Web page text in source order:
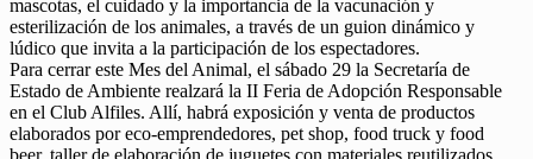
mascotas, el cuidado y la importancia de la vacunación y
esterilización de los animales, a través de un guion dinámico y
lúdico que invita a la participación de los espectadores.
Para cerrar este Mes del Animal, el sábado 29 la Secretaría de
Estado de Ambiente realzará la II Feria de Adopción Responsable
en el Club Alfiles. Allí, habrá exposición y venta de productos
elaborados por eco-emprendedores, pet shop, food truck y food
beer, taller de elaboración de juguetes con materiales reutilizados,